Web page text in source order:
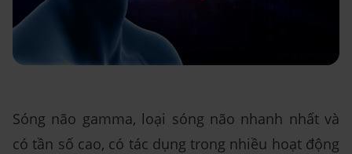
Sóng não gamma, loại sóng não nhanh nhất và
có tần số cao, có tác dụng trong nhiều hoạt động